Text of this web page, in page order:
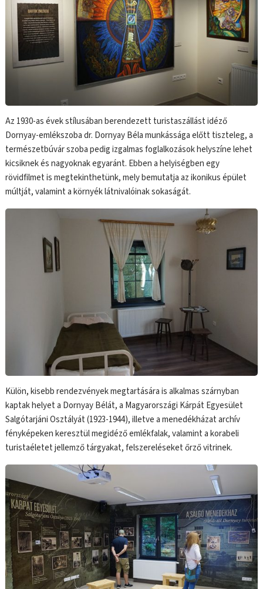
Az 1930-as évek stílusában berendezett turistaszállást idéző
Dornyay-emlékszoba dr. Dornyay Béla munkássága előtt tiszteleg, a
természetbúvár szoba pedig izgalmas foglalkozások helyszíne lehet
kicsiknek és nagyoknak egyaránt. Ebben a helyiségben egy
rövidfilmet is megtekinthetünk, mely bemutatja az ikonikus épület
múltját, valamint a környék látnivalóinak sokaságát.
Külön, kisebb rendezvények megtartására is alkalmas szárnyban
kaptak helyet a Dornyay Bélát, a Magyarországi Kárpát Egyesület
Salgótarjáni Osztályát (1923-1944), illetve a menedékházat archív
fényképeken keresztül megidéző emlékfalak, valamint a korabeli
turistaéletet jellemző tárgyakat, felszereléseket őrző vitrinek.